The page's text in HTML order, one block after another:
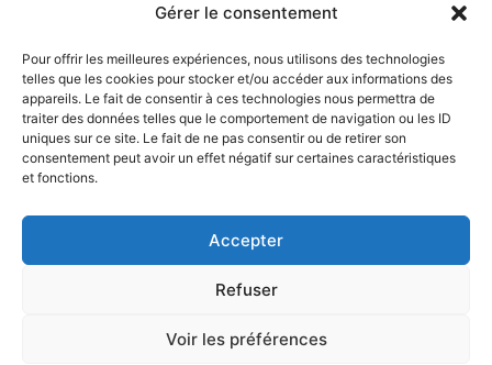
Gérer le consentement
Pour offrir les meilleures expériences, nous utilisons des technologies
telles que les cookies pour stocker et/ou accéder aux informations des
appareils. Le fait de consentir à ces technologies nous permettra de
traiter des données telles que le comportement de navigation ou les ID
uniques sur ce site. Le fait de ne pas consentir ou de retirer son
consentement peut avoir un effet négatif sur certaines caractéristiques
et fonctions.
Accepter
Refuser
Voir les préférences
© Gouvernement du Québec, 2026
Plan du site
Accessibilité
Accès à l'information
Déclaration de services